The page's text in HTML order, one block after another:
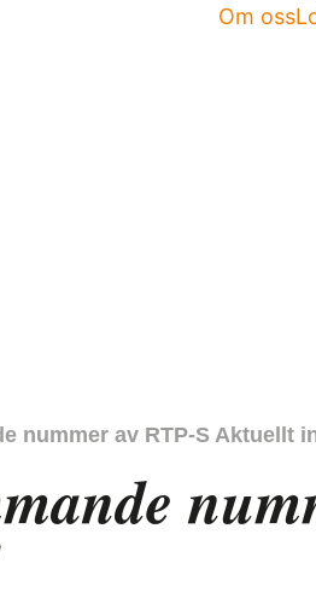
Om oss
nummer av RTP-S Aktuellt